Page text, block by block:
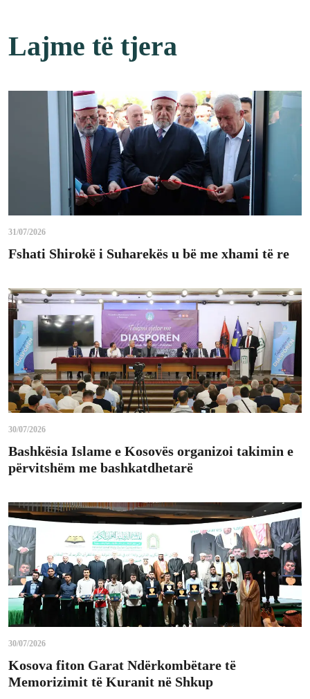
Lajme të tjera
31/07/2026
Fshati Shirokë i Suharekës u bë me xhami të re
30/07/2026
Bashkësia Islame e Kosovës organizoi takimin e
përvitshëm me bashkatdhetarë
30/07/2026
Kosova fiton Garat Ndërkombëtare të
Memorizimit të Kuranit në Shkup